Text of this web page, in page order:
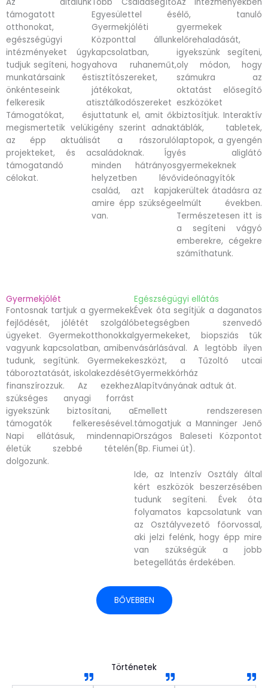
támogatott
otthonokat,
egészségügyi
intézményeket úgy
tudjuk segíteni, hogy
munkatársaink és
önkénteseink
felkeresik a
Támogatókat, és
megismertetik velük
az épp aktuális
projekteket, és a
támogatandó
célokat.
Egyesülettel és
Gyermekjóléti
Központtal állunk
kapcsolatban,
ahova ruhaneműt,
tisztítószereket,
játékokat,
tisztálkodószereket
juttatunk el, amit ők
igény szerint adnak
át a rászoruló
családoknak. Így
minden hátrányos
helyzetben lévő
család, azt kapja
amire épp szüksége
van.
élő, tanuló
gyermekek
előrehaladását,
igyekszünk segíteni,
oly módon, hogy
számukra az
oktatást elősegítő
eszközöket
biztosítjuk. Interaktív
táblák, tabletek,
laptopok, a gyengén
és aliglátó
gyermekeknek
videónagyítók
kerültek átadásra az
elmúlt években.
Természetesen itt is
a segíteni vágyó
emberekre, cégekre
számíthatunk.
Gyermekjólét
Fontosnak tartjuk a gyermekek
fejlődését, jólétét szolgáló
ügyeket. Gyermekotthonokkal
vagyunk kapcsolatban, amiben
tudunk, segítünk. Gyermekek
táboroztatását, iskolakezdését
finanszírozzuk. Az ezekhez
szükséges anyagi forrást
igyekszünk biztosítani, a
támogatók felkeresésével.
Napi ellátásuk, mindennapi
életük szebbé tételén
dolgozunk.
Egészségügyi ellátás
Évek óta segítjük a daganatos
betegségben szenvedő
gyermekeket, biopsziás tűk
vásárlásával. A legtöbb ilyen
eszközt, a Tűzoltó utcai
Gyermekkórház
Alapítványának adtuk át.
Emellett rendszeresen
támogatjuk a Manninger Jenő
Országos Baleseti Központot
(Bp. Fiumei út).
Ide, az Intenzív Osztály által
kért eszközök beszerzésében
tudunk segíteni. Évek óta
folyamatos kapcsolatunk van
az Osztályvezető főorvossal,
aki jelzi felénk, hogy épp mire
van szükségük a jobb
betegellátás érdekében.
BŐVEBBEN
Történetek